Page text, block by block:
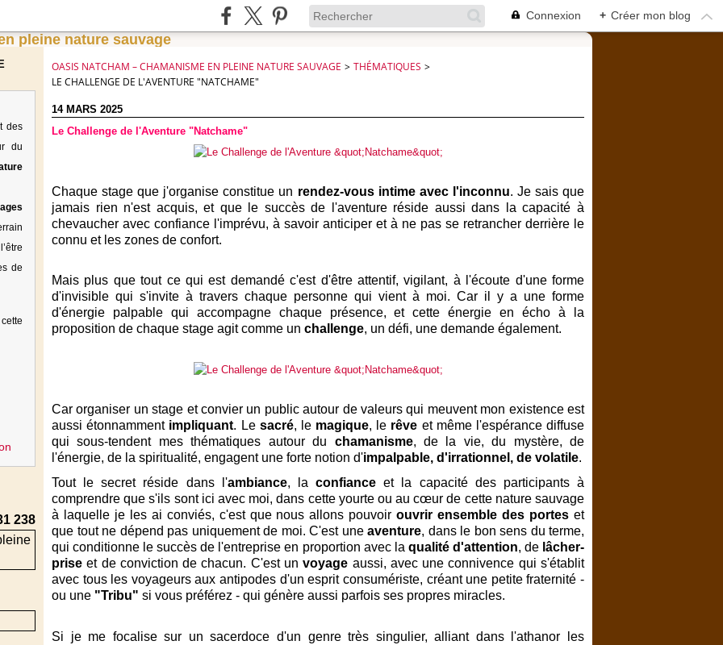
Connexion + Créer mon blog
des
du
de
238
OASIS NATCHAM – CHAMANISME EN PLEINE NATURE SAUVAGE > THÉMATIQUES >
LE CHALLENGE DE L'AVENTURE "NATCHAME"
14 MARS 2025
Le Challenge de l'Aventure "Natchame"
Chaque stage que j'organise constitue un rendez-vous intime avec l'inconnu. Je sais que
jamais rien n'est acquis, et que le succès de l'aventure réside aussi dans la capacité à
chevaucher avec confiance l'imprévu, à savoir anticiper et à ne pas se retrancher derrière le
connu et les zones de confort.
Mais plus que tout ce qui est demandé c'est d'être attentif, vigilant, à l'écoute d'une forme
d'invisible qui s'invite à travers chaque personne qui vient à moi. Car il y a une forme
d'énergie palpable qui accompagne chaque présence, et cette énergie en écho à la
proposition de chaque stage agit comme un challenge, un défi, une demande également.
Car organiser un stage et convier un public autour de valeurs qui meuvent mon existence est
aussi étonnamment impliquant. Le sacré, le magique, le rêve et même l'espérance diffuse
qui sous-tendent mes thématiques autour du chamanisme, de la vie, du mystère, de
l'énergie, de la spiritualité, engagent une forte notion d'impalpable, d'irrationnel, de volatile.
Tout le secret réside dans l'ambiance, laconfiance et la capacité des participants à
comprendre que s'ils sont ici avec moi, dans cette yourte ou au cœur de cette nature sauvage
à laquelle je les ai conviés, c'est que nous allons pouvoir ouvrir ensemble des portes et
que tout ne dépend pas uniquement de moi. C'est une aventure, dans le bon sens du terme,
qui conditionne le succès de l'entreprise en proportion avec la qualité d'attention, de lâcher-
prise et de conviction de chacun. C'est unvoyage aussi, avec une connivence qui s'établit
avec tous les voyageurs aux antipodes d'un esprit consumériste, créant une petite fraternité -
ou une "Tribu" si vous préférez - qui génère aussi parfois ses propres miracles.
Si je me focalise sur un sacerdoce d'un genre très singulier, alliant dans l'athanor les